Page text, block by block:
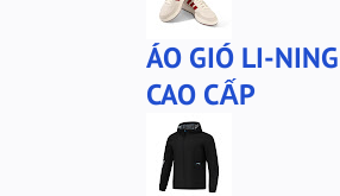
ÁO GIÓ LI-
CAO CẤP